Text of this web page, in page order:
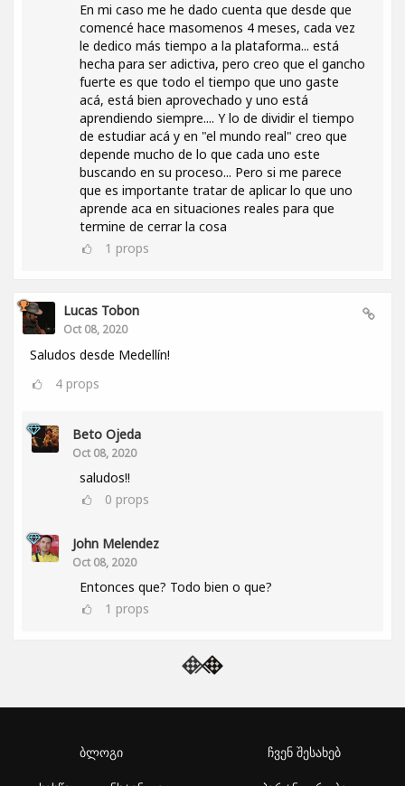
En mi caso me he dado cuenta que desde que
comencé hace masomenos 4 meses, cada vez
le dedico más tiempo a la plataforma... está
hecha para ser adictiva, pero creo que el gancho
fuerte es que todo el tiempo que uno gaste
acá, está bien aprovechado y uno está
aprendiendo siempre.... Y lo de dividir el tiempo
de estudiar acá y en "el mundo real" creo que
depende mucho de lo que cada uno este
buscando en su proceso... Pero si me parece
que es importante tratar de aplicar lo que uno
aprende aca en situaciones reales para que
termine de cerrar la cosa
1 props
Lucas Tobon
Oct 08, 2020
Saludos desde Medellín!
4 props
Beto Ojeda
Oct 08, 2020
saludos!!
0 props
John Melendez
Oct 08, 2020
Entonces que? Todo bien o que?
1 props
ბლოგი ჩვენ შესახებ